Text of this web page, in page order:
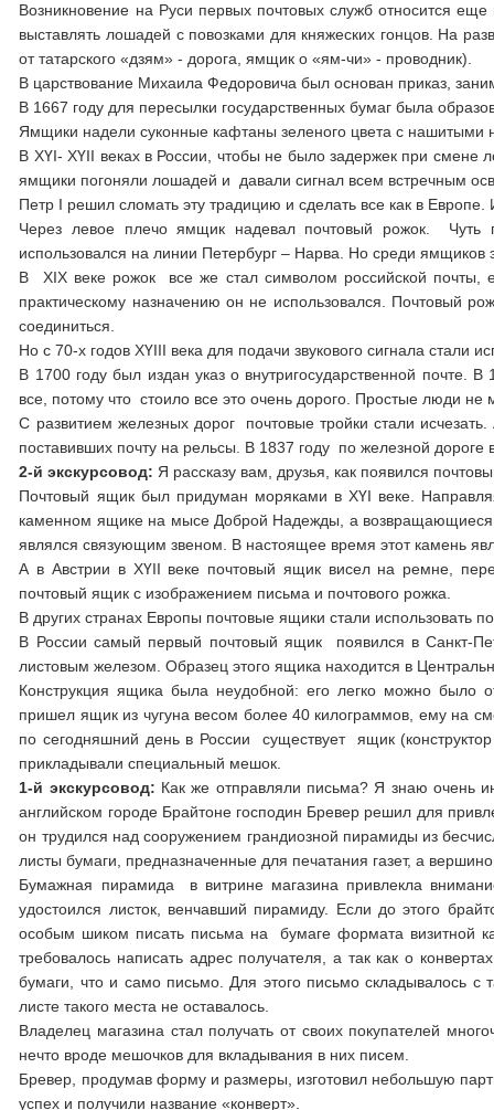
Возникновение на Руси первых почтовых служб относится
выставлять лошадей с повозками для княжеских гонцов. На
от татарского «дзям» - дорога, ямщик о «ям-чи» - проводник).
В царствование Михаила Федоровича был основан приказ,
В 1667 году для пересылки государственных бумаг была
Ямщики надели суконные кафтаны зеленого цвета с нашитыми
В ХҮΙ- ХҮΙΙ веках в России, чтобы не было задержек при
ямщики погоняли лошадей и давали сигнал всем встречным
Петр Ι решил сломать эту традицию и сделать все как в
Через левое плечо ямщик надевал почтовый рожок. Чуть
использовался на линии Петербург – Нарва. Но среди
В ХΙХ веке рожок все же стал символом российской почты,
практическому назначению он не использовался. Почтовый
соединиться.
Но с 70-х годов ХҮΙΙΙ века для подачи звукового сигнала стали
В 1700 году был издан указ о внутригосударственной почте.
все, потому что стоило все это очень дорого. Простые люди не
С развитием железных дорог почтовые тройки стали
поставивших почту на рельсы. В 1837 году по железной
2-й экскурсовод: Я рассказу вам, друзья, как появился
Почтовый ящик был придуман моряками в ХҮΙ веке.
каменном ящике на мысе Доброй Надежды, а возвращающиеся
являлся связующим звеном. В настоящее время этот камень
А в Австрии в ХҮΙΙ веке почтовый ящик висел на ремне,
почтовый ящик с изображением письма и почтового рожка.
В других странах Европы почтовые ящики стали использовать
В России самый первый почтовый ящик появился в Санкт-
листовым железом. Образец этого ящика находится в
Конструкция ящика была неудобной: его легко можно
пришел ящик из чугуна весом более 40 килограммов, ему на
по сегодняшний день в России существует ящик
прикладывали специальный мешок.
1-й экскурсовод: Как же отправляли письма? Я знаю очень
английском городе Брайтоне господин Бревер решил для
он трудился над сооружением грандиозной пирамиды из
листы бумаги, предназначенные для печатания газет, а
Бумажная пирамида в витрине магазина привлекла
удостоился листок, венчавший пирамиду. Если до этого
особым шиком писать письма на бумаге формата визитной
требовалось написать адрес получателя, а так как о
бумаги, что и само письмо. Для этого письмо складывалось
листе такого места не оставалось.
Владелец магазина стал получать от своих покупателей
нечто вроде мешочков для вкладывания в них писем.
Бревер, продумав форму и размеры, изготовил небольшую
успех и получили название «конверт».